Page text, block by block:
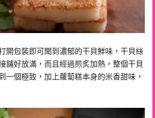
打開包裝即可聞到濃郁的干貝鮮味，干貝絲
鋪好放滿，而且經過煎炙加熱，整個干貝
一個極致，加上蘿蔔糕本身的米香甜味，